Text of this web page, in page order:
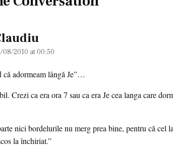
08/2010 at 00:50
că adormeam lângă Je”…
Crezi ca era ora 7 sau ca era Je cea langa care
nici bordelurile nu merg prea bine, pentru că cel
la închiriat.”